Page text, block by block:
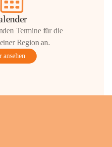
Termine für die
Region an.
ansehen